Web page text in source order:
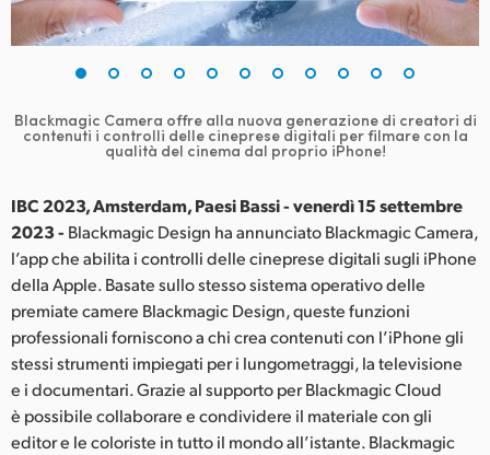
Finland
France
Germany
Hong Kong SAR, China
India
Italia
Korea
Mexico
Malaysia
Blackmagic Camera offre alla nuova generazione di creatori di
contenuti i controlli delle cineprese digitali per filmare con la
qualità del cinema dal proprio iPhone!
IBC 2023, Amsterdam, Paesi Bassi - venerdì 15 settembre
2023 - Blackmagic Design ha annunciato Blackmagic Camera,
l’app che abilita i controlli delle cineprese digitali sugli iPhone
della Apple. Basate sullo stesso sistema operativo delle
premiate camere Blackmagic Design, queste funzioni
professionali forniscono a chi crea contenuti con l’iPhone gli
stessi strumenti impiegati per i lungometraggi, la televisione
e i documentari. Grazie al supporto per Blackmagic Cloud
è possibile collaborare e condividere il materiale con gli
editor e le coloriste in tutto il mondo all’istante. Blackmagic